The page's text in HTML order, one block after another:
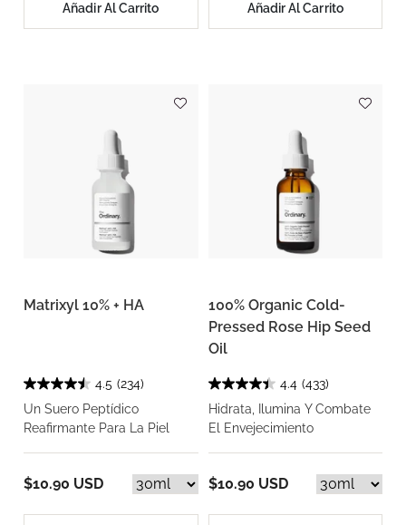
Añadir Al Carrito Añadir Al Carrito
Matrixyl 10% + HA
4.5 (234)
Un Suero Peptídico
Reafirmante Para La Piel
$10.90 USD
100% Organic Cold-
Pressed Rose Hip Seed
Oil
4.4 (433)
Hidrata, Ilumina Y Combate
El Envejecimiento
$10.90 USD